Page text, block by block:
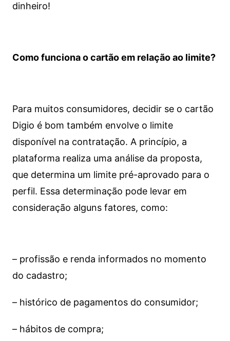
dinheiro!
Como funciona o cartão em relação ao limite?
Para muitos consumidores, decidir se o cartão
Digio é bom também envolve o limite
disponível na contratação. A princípio, a
plataforma realiza uma análise da proposta,
que determina um limite pré-aprovado para o
perfil. Essa determinação pode levar em
consideração alguns fatores, como:
– profissão e renda informados no momento
do cadastro;
– histórico de pagamentos do consumidor;
– hábitos de compra;